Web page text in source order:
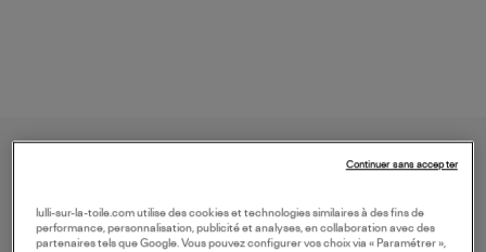
lulli-sur-la-toile.com utilise des cookies et technologies similaires à des fins de
performance, personnalisation, publicité et analyses, en collaboration avec des
partenaires tels que Google. Vous pouvez configurer vos choix via « Paramétrer »,
Continuer sans accepter